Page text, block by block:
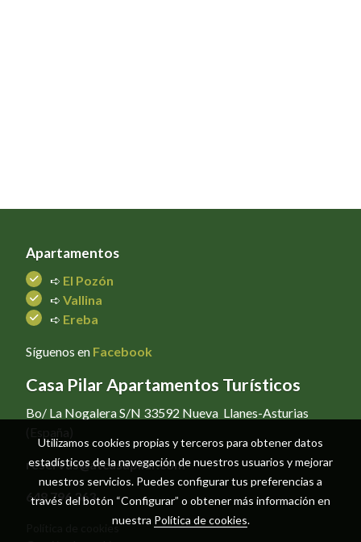
Apartamentos
➪ El Pozón
➪ Vallina
➪ Ereba
Síguenos en Facebook
Casa Pilar Apartamentos Turísticos
Bo/ La Nogalera S/N 33592 Nueva Llanes-Asturias
reservas@atcasapilar.com
648 796 363
Política de cookies
Utilizamos cookies propias y terceros para obtener datos
estadísticos de la navegación de nuestros usuarios y mejorar
nuestros servicios. Puedes configurar tus preferencias a
través del botón “Configurar” o obtener más información en
nuestra Política de cookies.